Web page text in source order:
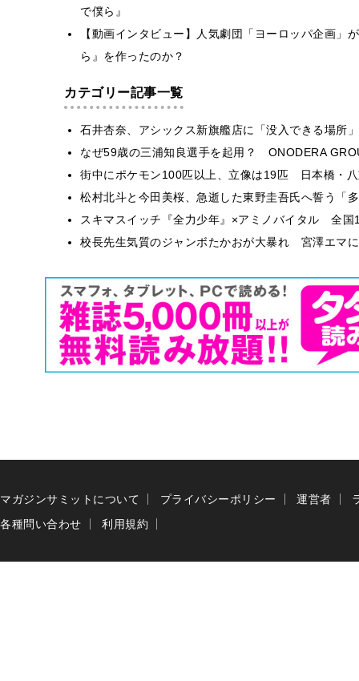
で僕ら』
【動画インタビュー】人気劇団「ヨーロッパ企画」
ら』を作ったのか？
カテゴリー記事一覧
石井杏奈、アシックス新旗艦店に「没入できる場所
なぜ59歳の三浦知良選手を起用？ ONODERA
街中にポケモン100匹以上、立像は19匹 日本橋・
松村北斗と今田美桜、急逝した東野圭吾氏へ誓う「
スキマスイッチ『全力少年』×アミノバイタル 全国
校長先生気質のジャンボたかおが大暴れ 宮澤エマ
マガジンサミットについて プライバシーポリシー 運営者
各種問い合わせ
利用規約